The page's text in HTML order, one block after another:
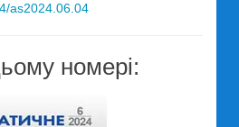
as2024.06.04
номері: